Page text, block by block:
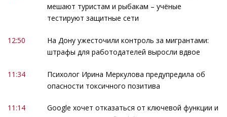
мешают туристам и рыбакам – учёные
тестируют защитные сети
12:50
На Дону ужесточили контроль за мигрантами:
штрафы для работодателей выросли вдвое
11:34
Психолог Ирина Меркулова предупредила об
опасности токсичного позитива
11:14
Google хочет отказаться от ключевой функции и